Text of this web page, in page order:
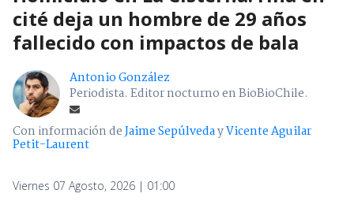
cité deja un hombre de 29 años
fallecido con impactos de bala
Antonio González
Periodista. Editor nocturno en BioBioChile.
Con información deJaime SepúlvedayVicente Aguilar
Petit-Laurent
Viernes 07 Agosto, 2026 | 01:00